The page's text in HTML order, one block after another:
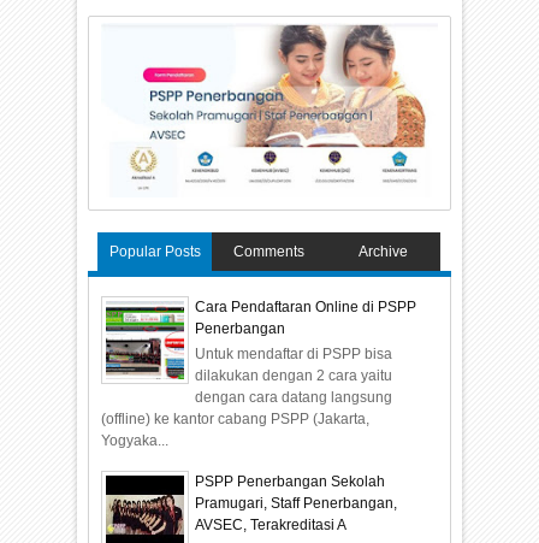
Popular Posts Comments Archive
Cara Pendaftaran Online di PSPP
Penerbangan
Untuk mendaftar di PSPP bisa
dilakukan dengan 2 cara yaitu
dengan cara datang langsung
(offline) ke kantor cabang PSPP (Jakarta,
Yogyaka...
PSPP Penerbangan Sekolah
Pramugari, Staff Penerbangan,
AVSEC, Terakreditasi A